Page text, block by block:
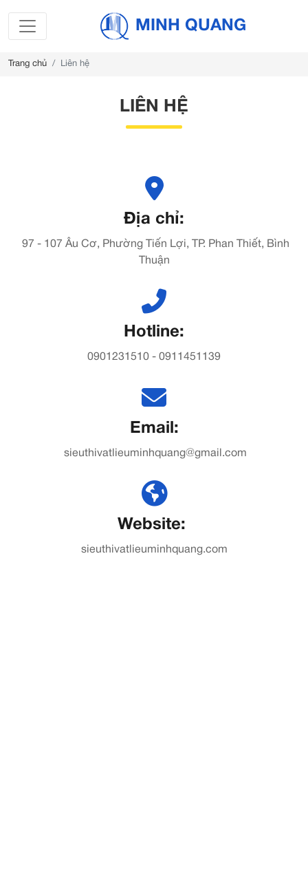
MINH QUANG
Trang chủ Liên hệ
LIÊN HỆ
Địa chỉ:
97 - 107 Âu Cơ, Phường Tiến Lợi, TP. Phan Thiết, Bình
Thuận
Hotline:
0901231510 - 0911451139
Email:
sieuthivatlieuminhquang@gmail.com
Website:
sieuthivatlieuminhquang.com